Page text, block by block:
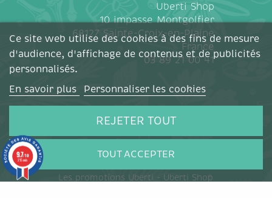
Ce site web utilise des cookies à des fins de mesure
d'audience, d'affichage de contenus et de publicités
personnalisés.
En savoir plus
Personnaliser les cookies
REJETER TOUT
TOUT ACCEPTER
Uberti Shop
10 impasse Montgolfier
68127 Sainte-Croix-en-Plaine
France
03 89 21 00 41
La Boutique
Les promotions Uberti - Uberti Shop
9.7/10
215 avis